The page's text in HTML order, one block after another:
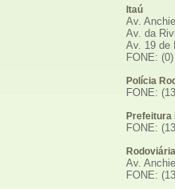
Itaú
Av.
Av. da
Av. 19 de
FONE: (0)
Polícia
FONE:
Prefeitura
FONE:
Av.
FONE: